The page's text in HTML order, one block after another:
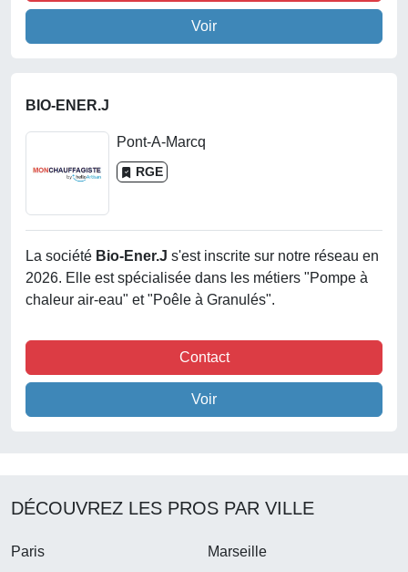
Voir
BIO-ENER.J
Pont-A-Marcq
RGE
La société Bio-Ener.j s'est inscrite sur notre réseau en
2026. Elle est spécialisée dans les métiers "Pompe à
chaleur air-eau" et "Poêle à Granulés".
Contact
Voir
DÉCOUVREZ LES PROS PAR VILLE
Paris
Marseille